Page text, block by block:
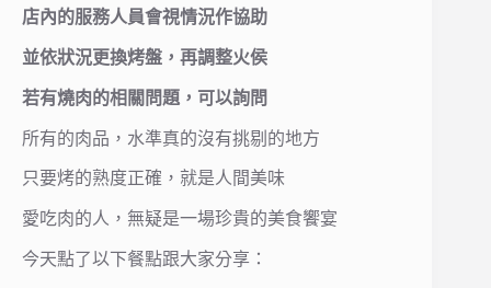
店內的服務人員會視情況作協助
並依狀況更換烤盤，再調整火侯
若有燒肉的相關問題，可以詢問
所有的肉品，水準真的沒有挑剔的地方
只要烤的熟度正確，就是人間美味
愛吃肉的人，無疑是一場珍貴的美食饗宴
今天點了以下餐點跟大家分享：